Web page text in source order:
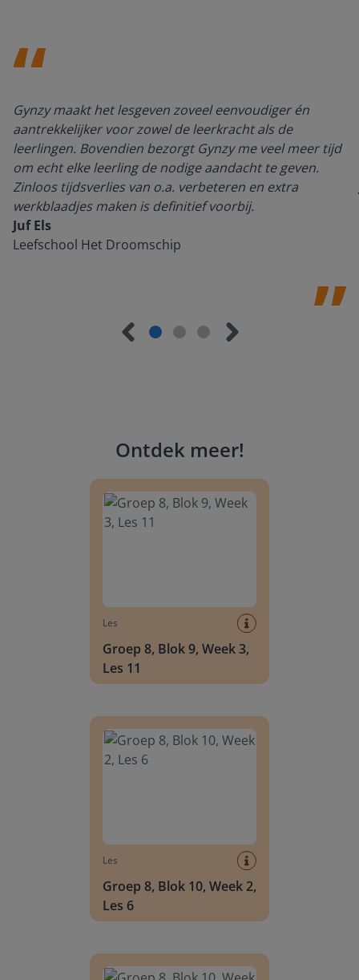
Gynzy maakt het lesgeven zoveel eenvoudiger én
aantrekkelijker voor zowel de leerkracht als de
leerlingen. Bovendien bezorgt Gynzy me veel meer tijd
om echt elke leerling de nodige aandacht te geven.
Zinloos tijdsverlies van o.a. verbeteren en extra
werkblaadjes maken is definitief voorbij.
Juf Els
Leefschool Het Droomschip
Ontdek meer!
Les
Groep 8, Blok 9, Week 3,
Les 11
Les
Groep 8, Blok 10, Week 2,
Les 6